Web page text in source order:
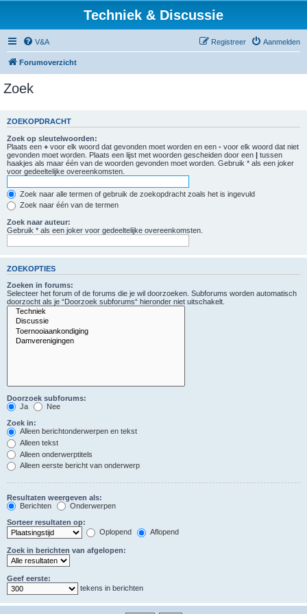
Techniek & Discussie
V&A Aanmelden
Registreer
Forumoverzicht
Zoek
ZOEKOPDRACHT
Zoek op sleutelwoorden:
Plaats een + voor elk woord dat gevonden moet worden en een - voor elk woord dat niet
gevonden moet worden. Plaats een lijst met woorden gescheiden door een | tussen
haakjes als maar één van de woorden gevonden moet worden. Gebruik * als een joker
voor gedeeltelijke overeenkomsten.
Zoek naar alle termen of gebruik de zoekopdracht zoals het is ingevuld
Zoek naar één van de termen
Zoek naar auteur:
Gebruik * als een joker voor gedeeltelijke overeenkomsten.
ZOEKOPTIES
Zoeken in forums:
Selecteer het forum of de forums die je wil doorzoeken. Subforums worden automatisch
doorzocht als je “Doorzoek subforums“ hieronder niet uitschakelt.
Doorzoek subforums:
Ja
Nee
Zoek in:
Alleen berichtonderwerpen en tekst
Alleen tekst
Alleen onderwerptitels
Alleen eerste bericht van onderwerp
Resultaten weergeven als:
Berichten
Onderwerpen
Sorteer resultaten op:
Oplopend
Aflopend
Zoek in berichten van afgelopen:
Geef eerste:
tekens in berichten